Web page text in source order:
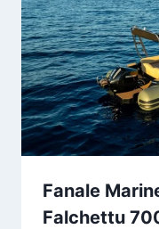
Fanale
Falchettu